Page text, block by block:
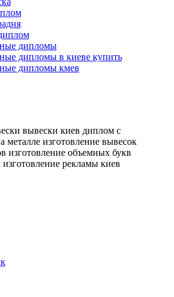
дипломы
дипломы в киеве купить
дипломы кмев
вывески киев диплом с
изготовление вывесок
изготовление объемных букв
рекламы киев